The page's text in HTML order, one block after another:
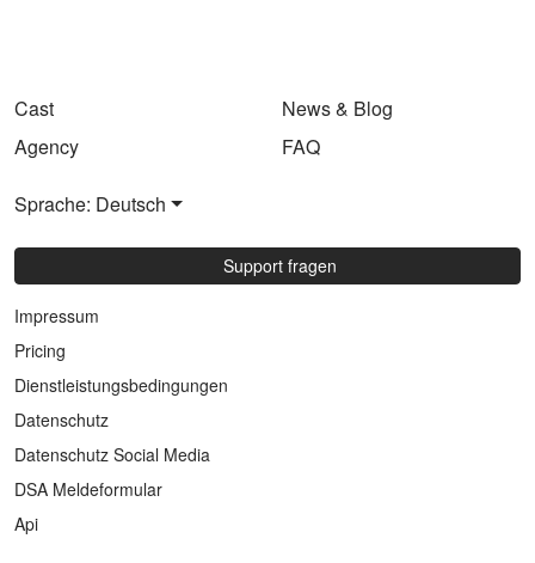
Cast
Agency
News & Blog
FAQ
Sprache: Deutsch
Support fragen
Impressum
Pricing
Dienstleistungsbedingungen
Datenschutz
Datenschutz Social Media
DSA Meldeformular
Api